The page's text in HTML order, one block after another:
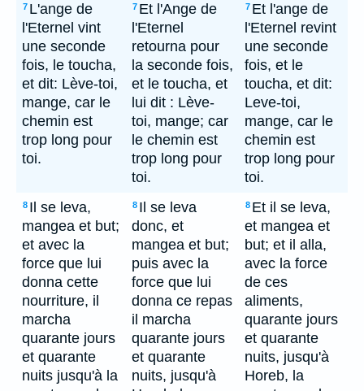
7 L'ange de
l'Eternel vint
une seconde
fois, le toucha,
et dit: Lève-toi,
mange, car le
chemin est
trop long pour
toi.
7 Et l'Ange de
l'Eternel
retourna pour
la seconde fois,
et le toucha, et
lui dit : Lève-
toi, mange; car
le chemin est
trop long pour
toi.
7 Et l'ange de
l'Eternel revint
une seconde
fois, et le
toucha, et dit:
Leve-toi,
mange, car le
chemin est
trop long pour
toi.
8 Il se leva,
mangea et but;
et avec la
force que lui
donna cette
nourriture, il
marcha
quarante jours
et quarante
nuits jusqu'à la
8 Il se leva
donc, et
mangea et but;
puis avec la
force que lui
donna ce repas
il marcha
quarante jours
et quarante
nuits, jusqu'à
8 Et il se leva,
et mangea et
but; et il alla,
avec la force
de ces
aliments,
quarante jours
et quarante
nuits, jusqu'à
Horeb, la